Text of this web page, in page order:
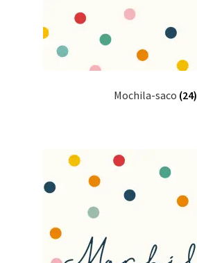
Mochila-saco (24)